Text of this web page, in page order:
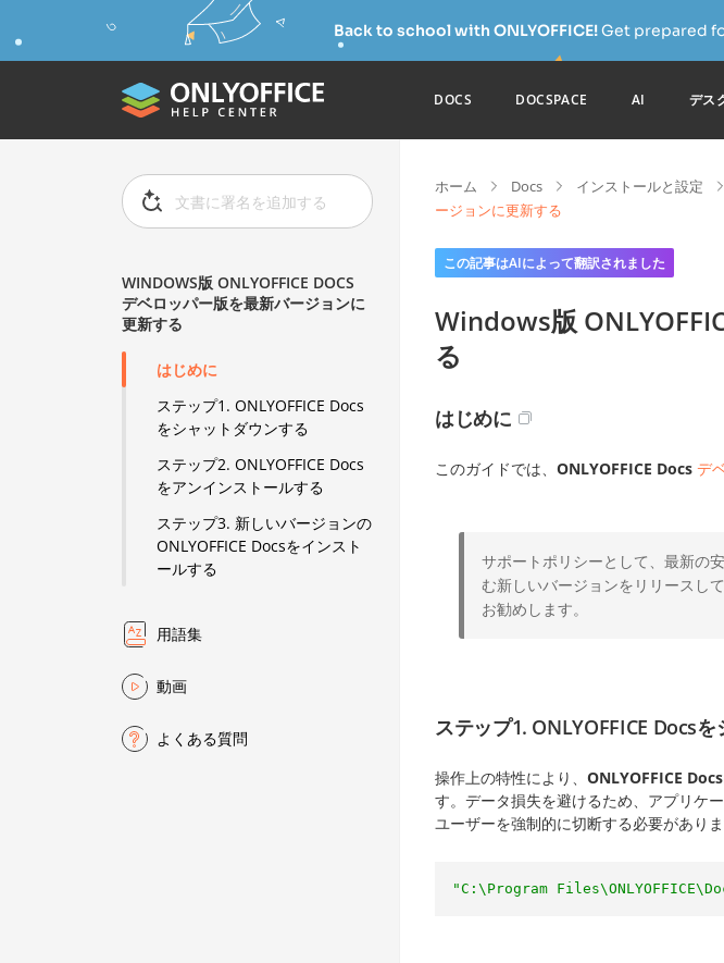
Back to school with ONLYOFFICE!Get prepared
DOCS DOCSPACE AI デス
WINDOWS版 ONLYOFFICE DOCS
デベロッパー版を最新バージョンに
更新する
はじめに
ステップ1. ONLYOFFICE Docs
をシャットダウンする
ステップ2. ONLYOFFICE Docs
をアンインストールする
ステップ3. 新しいバージョンの
ONLYOFFICE Docsをインスト
ールする
用語集
動画
よくある質問
ホーム Docs インストールと設定
ージョンに更新する
この記事はAIによって翻訳されました
Windows版
る
はじめに
このガイドでは、 ONLYOFFICE Docs デ
サポートポリシーとして、最新の
む新しいバージョンをリリースし
お勧めします。
ステップ1. ONLYOFFICE Docs
操作上の特性により、 ONLYOFFICE Docs
す。データ損失を避けるため、アプリケ
ユーザーを強制的に切断する必要があり
"C:\Program